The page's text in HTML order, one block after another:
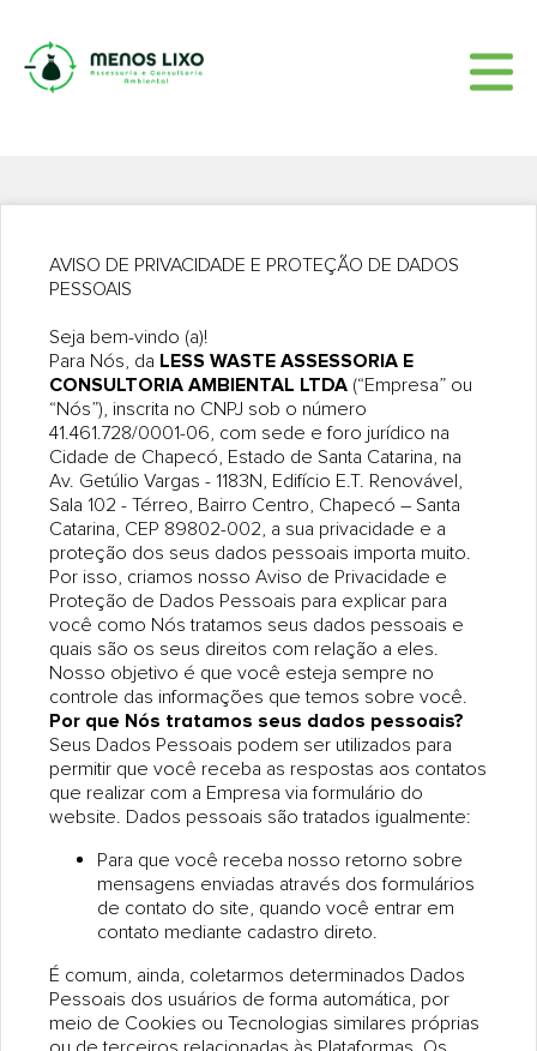
QUEM SOMOS
SERVIÇOS
AVISO DE PRIVACIDADE E PROTEÇÃO DE DADOS
PESSOAIS
Seja bem-vindo (a)!
Para Nós, da LESS WASTE ASSESSORIA E
CONSULTORIA AMBIENTAL LTDA (“Empresa” ou
“Nós”), inscrita no CNPJ sob o número
41.461.728/0001-06, com sede e foro jurídico na
Cidade de Chapecó, Estado de Santa Catarina, na
Av. Getúlio Vargas - 1183N, Edifício E.T. Renovável,
Sala 102 - Térreo, Bairro Centro, Chapecó – Santa
Catarina, CEP 89802-002, a sua privacidade e a
proteção dos seus dados pessoais importa muito.
Por isso, criamos nosso Aviso de Privacidade e
Proteção de Dados Pessoais para explicar para
você como Nós tratamos seus dados pessoais e
quais são os seus direitos com relação a eles.
Nosso objetivo é que você esteja sempre no
controle das informações que temos sobre você.
Por que Nós tratamos seus dados pessoais?
Seus Dados Pessoais podem ser utilizados para
permitir que você receba as respostas aos contatos
que realizar com a Empresa via formulário do
website. Dados pessoais são tratados igualmente:
Para que você receba nosso retorno sobre
mensagens enviadas através dos formulários
de contato do site, quando você entrar em
contato mediante cadastro direto.
É comum, ainda, coletarmos determinados Dados
Pessoais dos usuários de forma automática, por
meio de Cookies ou Tecnologias similares próprias